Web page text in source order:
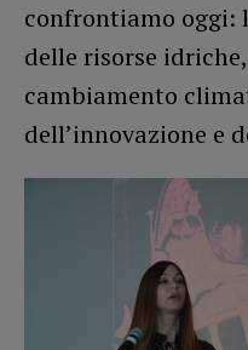
confrontiamo oggi:
delle risorse
cambiamento
dell’innovazione e